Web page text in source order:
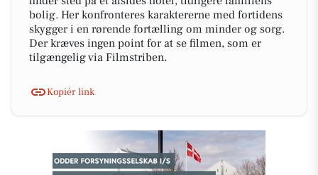
bolig. Her konfronteres karaktererne med fortidens
skygger i en rørende fortælling om minder og sorg.
Der kræves ingen point for at se filmen, som er
tilgængelig via Filmstriben.
Kopiér link